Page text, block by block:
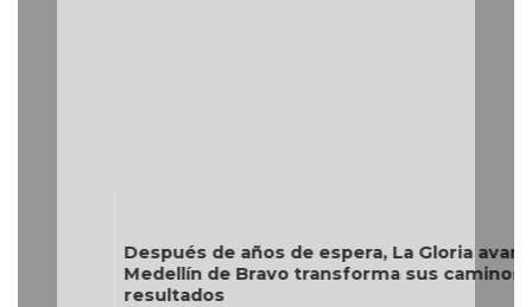
Después de años de espera, La Gloria avanza;
Medellín de Bravo transforma sus caminos con
resultados